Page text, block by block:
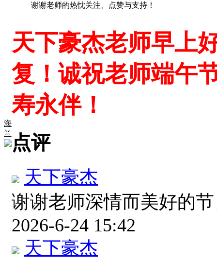
海
兰
谢谢老师的热忱关注、点赞与支持！
天下豪杰老师早上
复！诚祝老师端午
寿永伴！
点评
天下豪杰
谢谢老师深情而美好的
2026-6-24 15:42
天下豪杰